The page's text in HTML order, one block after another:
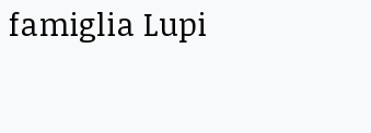
famiglia Lupi